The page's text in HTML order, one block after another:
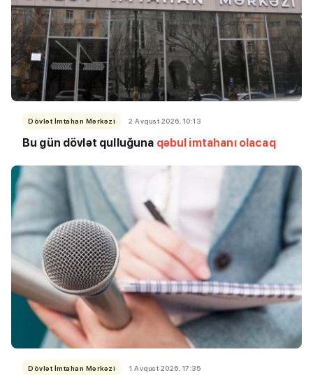
Dövlət İmtahan Mərkəzi 2 Avqust 2026, 10:13
Bu gün dövlət qulluğuna qəbul imtahanı olacaq
Dövlət İmtahan Mərkəzi 1 Avqust 2026, 17:35